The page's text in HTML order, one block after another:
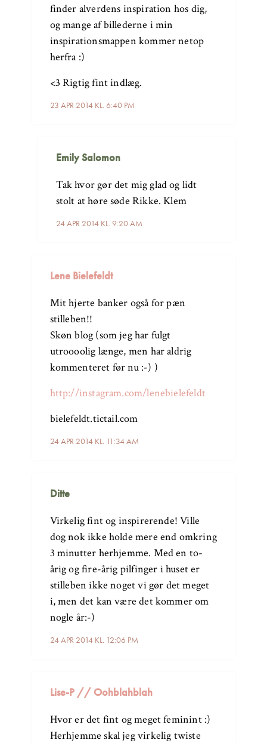
23 APR 2014 KL. 6:40 PM
finder alverdens inspiration hos dig,
og mange af billederne i min
inspirationsmappen kommer netop
herfra :)
<3 Rigtig fint indlæg.
Emily Salomon
24 APR 2014 KL. 9:20 AM
Tak hvor gør det mig glad og lidt
stolt at høre søde Rikke. Klem
Lene Bielefeldt
24 APR 2014 KL. 11:34 AM
Mit hjerte banker også for pæn
stilleben!!
Skøn blog (som jeg har fulgt
utroooolig længe, men har aldrig
kommenteret før nu :-) )
http://instagram.com/lenebielefeldt
bielefeldt.tictail.com
Ditte
24 APR 2014 KL. 12:06 PM
Virkelig fint og inspirerende! Ville
dog nok ikke holde mere end omkring
3 minutter herhjemme. Med en to-
årig og fire-årig pilfinger i huset er
stilleben ikke noget vi gør det meget
i, men det kan være det kommer om
nogle år:-)
Lise-P // Oohblahblah
Hvor er det fint og meget feminint :)
Herhjemme skal jeg virkelig twiste